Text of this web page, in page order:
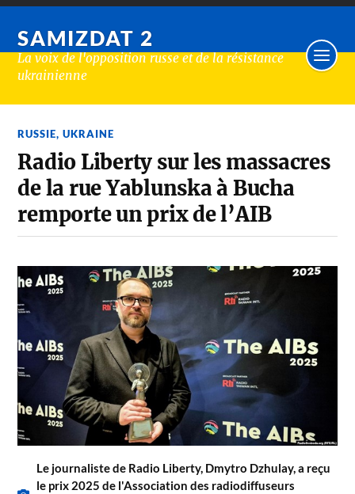
SAMIZDAT 2
La voix de l'opposition russe et de la résistance
ukrainienne
RUSSIE,UKRAINE
Radio Liberty sur les massacres
de la rue Yablunska à Bucha
remporte un prix de l’AIB
Le journaliste de Radio Liberty, Dmytro Dzhulay, a reçu
le prix 2025 de l'Association des radiodiffuseurs